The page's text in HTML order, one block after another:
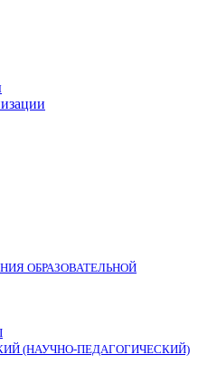
ОБРАЗОВАТЕЛЬНОЙ
(НАУЧНО-ПЕДАГОГИЧЕСКИЙ)